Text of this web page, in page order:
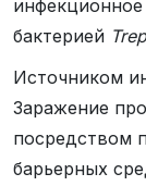
бактерией
Источником
Заражение
посредством
барьерных